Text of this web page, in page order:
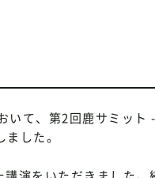
いて、第2回鹿サミット
した。